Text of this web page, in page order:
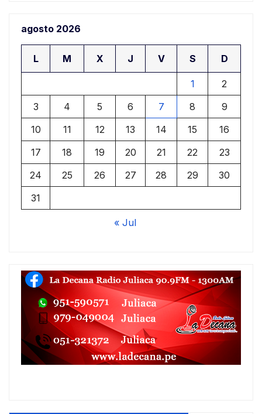
agosto 2026
L M X J V S D
1
2
3
4 5 6 7 8
9
10
11 12 13 14 15
16
17
18 19 20 21 22
23
24
25 26 27 28 29
30
31
« Jul